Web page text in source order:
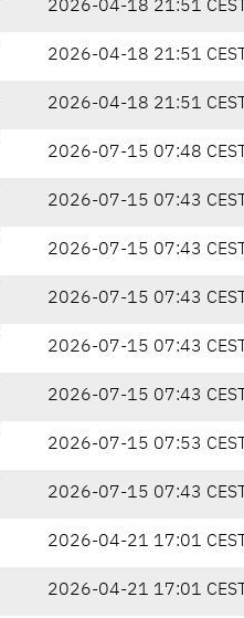
2026-04-18 21:51 CEST
2026-04-18 21:51 CEST
2026-04-18 21:51 CEST
2026-07-15 07:48 CEST
2026-07-15 07:43 CEST
2026-07-15 07:43 CEST
2026-07-15 07:43 CEST
2026-07-15 07:43 CEST
2026-07-15 07:43 CEST
2026-07-15 07:53 CEST
2026-07-15 07:43 CEST
2026-04-21 17:01 CEST
2026-04-21 17:01 CEST